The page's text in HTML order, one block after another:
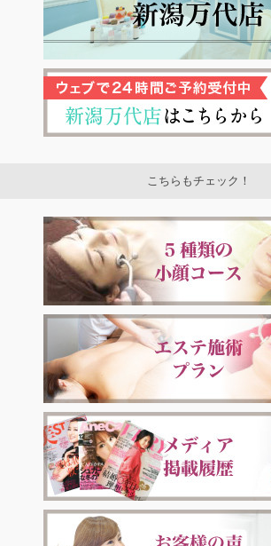
こちらもチェック！